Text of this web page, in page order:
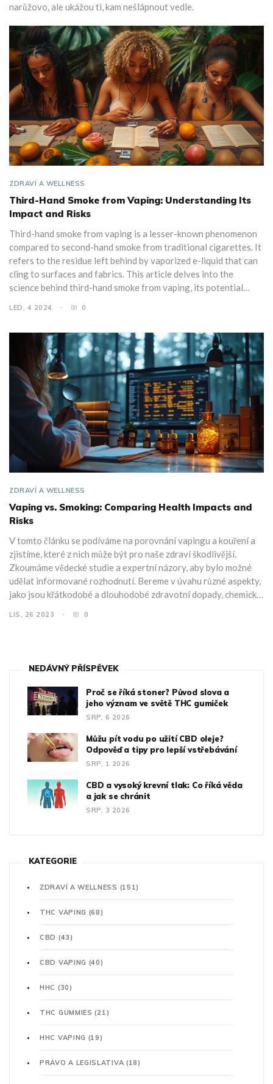
narůžovo, ale ukážou ti, kam nešlápnout vedle.
ZDRAVÍ A WELLNESS
Third-Hand Smoke from Vaping: Understanding Its
Impact and Risks
Third-hand smoke from vaping is a lesser-known phenomenon
compared to second-hand smoke from traditional cigarettes. It
refers to the residue left behind by vaporized e-liquid that can
cling to surfaces and fabrics. This article delves into the
science behind third-hand smoke from vaping, its potential
smoke. We'll provide insights and practical tips on how to
LED, 4 2024 0
ZDRAVÍ A WELLNESS
Vaping vs. Smoking: Comparing Health Impacts and
Risks
V tomto článku se podíváme na porovnání vapingu a kouření a
zjistíme, které z nich může být pro naše zdraví škodlivější.
Zkoumáme vědecké studie a expertní názory, aby bylo možné
udělat informované rozhodnutí. Bereme v úvahu různé aspekty,
jako jsou křátkodobé a dlouhodobé zdravotní dopady, chemické
společnost. Naše cíle jsou objasnit mýty a podat fakta,
LIS, 26 2023 0
NEDÁVNÝ PŘÍSPĚVEK
Proč se říká stoner? Původ slova a
jeho význam ve světě THC gumiček
SRP, 6 2026
Můžu pít vodu po užití CBD oleje?
Odpověď a tipy pro lepší vstřebávání
SRP, 1 2026
CBD a vysoký krevní tlak: Co říká věda
a jak se chránit
SRP, 3 2026
KATEGORIE
ZDRAVÍ A WELLNESS (151)
THC VAPING (68)
CBD (43)
CBD VAPING (40)
HHC (30)
THC GUMMIES(21)
HHC VAPING (19)
PRÁVO A LEGISLATIVA (18)